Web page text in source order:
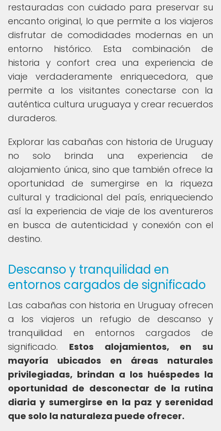
restauradas con cuidado para preservar su
encanto original, lo que permite a los viajeros
disfrutar de comodidades modernas en un
entorno histórico. Esta combinación de
historia y confort crea una experiencia de
viaje verdaderamente enriquecedora, que
permite a los visitantes conectarse con la
auténtica cultura uruguaya y crear recuerdos
duraderos.
Explorar las cabañas con historia de Uruguay
no solo brinda una experiencia de
alojamiento única, sino que también ofrece la
oportunidad de sumergirse en la riqueza
cultural y tradicional del país, enriqueciendo
así la experiencia de viaje de los aventureros
en busca de autenticidad y conexión con el
destino.
Descanso y tranquilidad en
entornos cargados de significado
Las cabañas con historia en Uruguay ofrecen
a los viajeros un refugio de descanso y
tranquilidad en entornos cargados de
significado. Estos alojamientos, en su
mayoría ubicados en áreas naturales
privilegiadas, brindan a los huéspedes la
oportunidad de desconectar de la rutina
diaria y sumergirse en la paz y serenidad
que solo la naturaleza puede ofrecer.